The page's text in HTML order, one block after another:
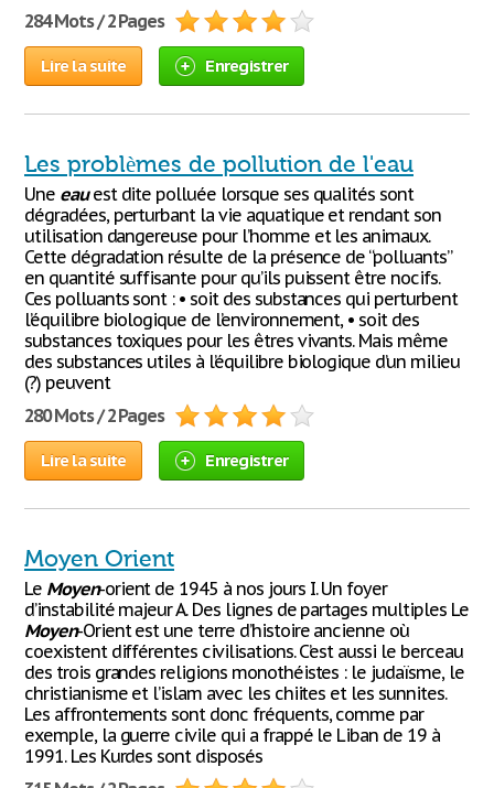
284 Mots / 2 Pages
Lire la suite Enregistrer
Les problèmes de pollution de l'eau
Une eauest dite polluée lorsque ses qualités sont
dégradées, perturbant la vie aquatique et rendant son
utilisation dangereuse pour l’homme et les animaux.
Cette dégradation résulte de la présence de “polluants”
en quantité suffisante pour qu’ils puissent être nocifs.
Ces polluants sont : • soit des substances qui perturbent
l’équilibre biologique de l’environnement, • soit des
substances toxiques pour les êtres vivants. Mais même
des substances utiles à l’équilibre biologique d’un milieu
(?) peuvent
280 Mots / 2 Pages
Lire la suite Enregistrer
Moyen Orient
Le Moyen-orient de 1945 à nos jours I. Un foyer
d’instabilité majeur A. Des lignes de partages multiples Le
Moyen-Orient est une terre d’histoire ancienne où
coexistent différentes civilisations. C’est aussi le berceau
des trois grandes religions monothéistes : le judaïsme, le
christianisme et l’islam avec les chiites et les sunnites.
Les affrontements sont donc fréquents, comme par
exemple, la guerre civile qui a frappé le Liban de 19 à
1991. Les Kurdes sont disposés